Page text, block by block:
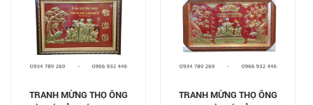
TRANH MỪNG THỌ ÔNG
TRANH MỪNG THỌ ÔNG